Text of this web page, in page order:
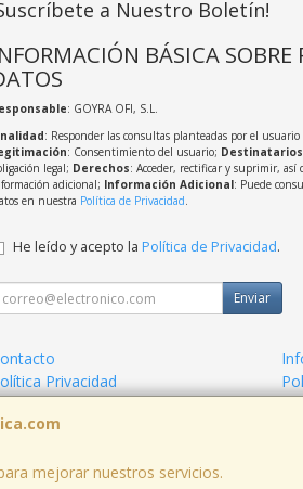
mejorar nuestros servicios.
a Nuestro Boletín!
BÁSICA SOBRE
: GOYRA OFI, S.L.
: Responder las consultas planteadas por el
: Consentimiento del usuario; Destinatarios
legal; Derechos: Acceder, rectificar y suprimir, así
adicional; Información Adicional: Puede
en nuestra Política de Privacidad.
He leído y acepto la Política de Privacidad.
Enviar
Privacidad
de Compra